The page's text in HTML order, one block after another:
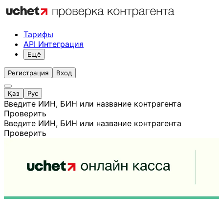
Тарифы
API Интеграция
Ещё
Регистрация Вход
Қаз Рус
Введите ИИН, БИН или название контрагента
Проверить
Введите ИИН, БИН или название контрагента
Проверить